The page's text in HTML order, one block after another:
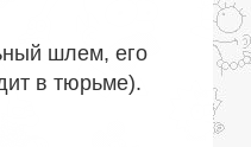
шлем, его
в тюрьме).